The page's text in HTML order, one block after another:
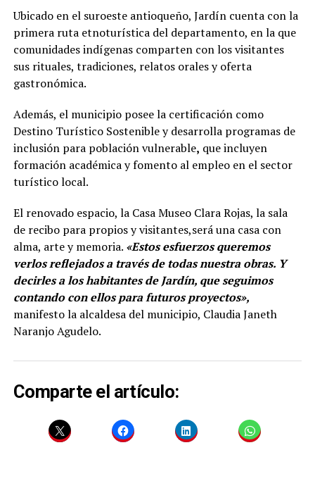
Ubicado en el suroeste antioqueño, Jardín cuenta con la
primera ruta etnoturística del departamento, en la que
comunidades indígenas comparten con los visitantes
sus rituales, tradiciones, relatos orales y oferta
gastronómica.
Además, el municipio posee la certificación como
Destino Turístico Sostenible y desarrolla programas de
inclusión para población vulnerable, que incluyen
formación académica y fomento al empleo en el sector
turístico local.
El renovado espacio, la Casa Museo Clara Rojas, la sala
de recibo para propios y visitantes,será una casa con
alma, arte y memoria. «Estos esfuerzos queremos
verlos reflejados a través de todas nuestra obras. Y
decirles a los habitantes de Jardín, que seguimos
contando con ellos para futuros proyectos»,
manifesto la alcaldesa del municipio, Claudia Janeth
Naranjo Agudelo.
Comparte el artículo: